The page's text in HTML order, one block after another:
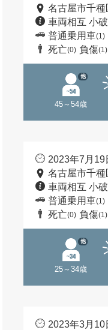
名古屋市千
車両相互 小
普通乗用車(1)
死亡(0) 負傷(1)
45～54歳
他
2023年7月19
名古屋市千
車両相互 小
普通乗用車(1)
死亡(0) 負傷(1)
25～34歳
他
2023年3月10